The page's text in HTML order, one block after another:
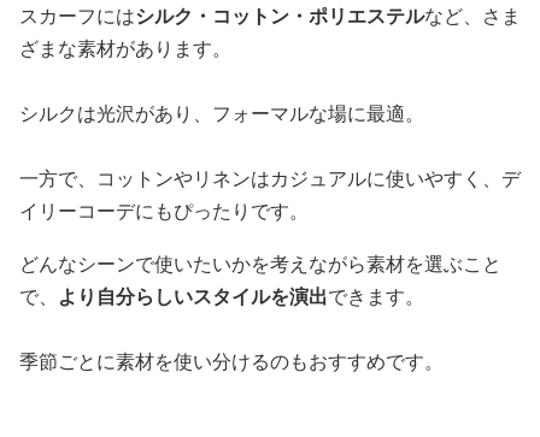
スカーフにはシルク・コットン・ポリエステルなど、さま
ざまな素材があります。
シルクは光沢があり、フォーマルな場に最適。
一方で、コットンやリネンはカジュアルに使いやすく、デ
イリーコーデにもぴったりです。
どんなシーンで使いたいかを考えながら素材を選ぶこと
で、 より自分らしいスタイルを演出できます。
季節ごとに素材を使い分けるのもおすすめです。